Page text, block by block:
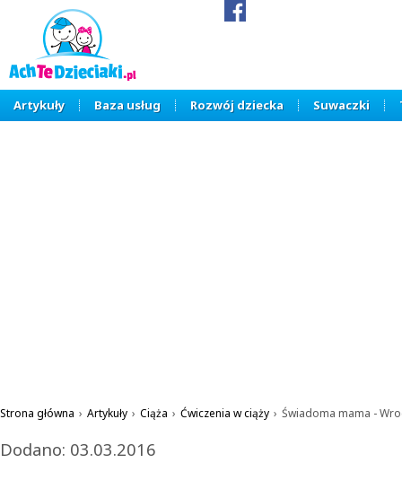
Artykuły Baza usług Rozwój dziecka Suwaczki
Strona główna › Artykuły › Ciąża › Ćwiczenia w ciąży › Świadoma mama -
Dodano: 03.03.2016